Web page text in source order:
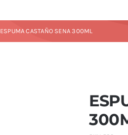
ESPUMA CASTAÑO SENA 300ML